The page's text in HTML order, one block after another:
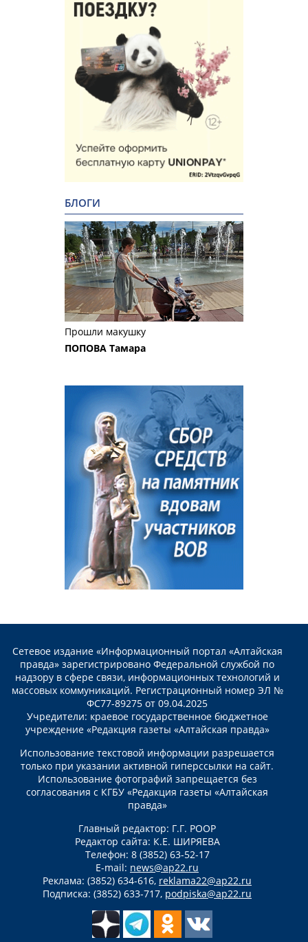
БЛОГИ
Прошли макушку
ПОПОВА Тамара
Сетевое издание «Информационный портал «Алтайская
правда» зарегистрировано Федеральной службой по
надзору в сфере связи, информационных технологий и
массовых коммуникаций. Регистрационный номер ЭЛ №
ФС77-89275 от 09.04.2025
Учредители: краевое государственное бюджетное
учреждение «Редакция газеты «Алтайская правда»
Использование текстовой информации разрешается
только при указании активной гиперссылки на сайт.
Использование фотографий запрещается без
согласования с КГБУ «Редакция газеты «Алтайская
правда»
Главный редактор: Г.Г. РООР
Редактор сайта: К.Е. ШИРЯЕВА
Телефон: 8 (3852) 63-52-17
E-mail: news@ap22.ru
Реклама: (3852) 634-616, reklama22@ap22.ru
Подписка: (3852) 633-717, podpiska@ap22.ru